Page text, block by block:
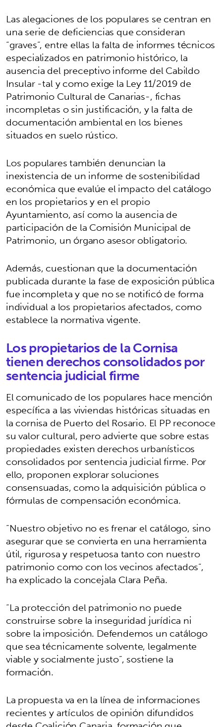
Las alegaciones de los populares se centran en
una serie de deficiencias que consideran
“graves”, entre ellas la falta de informes técnicos
especializados en patrimonio histórico, la
ausencia del preceptivo informe del Cabildo
Insular -tal y como exige la Ley 11/2019 de
Patrimonio Cultural de Canarias-, fichas
incompletas o sin justificación, y la falta de
documentación ambiental en los bienes
situados en suelo rústico.
Los populares también denuncian la
inexistencia de un informe de sostenibilidad
económica que evalúe el impacto del catálogo
en los propietarios y en el propio
Ayuntamiento, así como la ausencia de
participación de la Comisión Municipal de
Patrimonio, un órgano asesor obligatorio.
Además, cuestionan que la documentación
publicada durante la fase de exposición pública
fue incompleta y que no se notificó de forma
individual a los propietarios afectados, como
establece la normativa vigente.
Los propietarios de la Cornisa
tienen derechos consolidados por
sentencia judicial firme
El comunicado de los populares hace mención
específica a las viviendas históricas situadas en
la cornisa de Puerto del Rosario. El PP reconoce
su valor cultural, pero advierte que sobre estas
propiedades existen derechos urbanísticos
consolidados por sentencia judicial firme. Por
ello, proponen explorar soluciones
consensuadas, como la adquisición pública o
fórmulas de compensación económica.
“Nuestro objetivo no es frenar el catálogo, sino
asegurar que se convierta en una herramienta
útil, rigurosa y respetuosa tanto con nuestro
patrimonio como con los vecinos afectados”,
ha explicado la concejala Clara Peña.
“La protección del patrimonio no puede
construirse sobre la inseguridad jurídica ni
sobre la imposición. Defendemos un catálogo
que sea técnicamente solvente, legalmente
viable y socialmente justo”, sostiene la
formación.
La propuesta va en la línea de informaciones
recientes y artículos de opinión difundidos